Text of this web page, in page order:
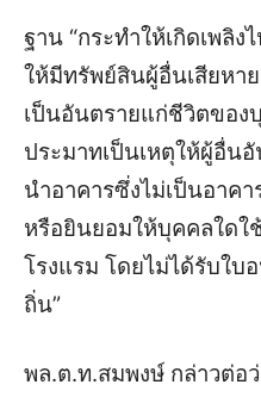
ฐาน “กระทำให้เกิดเพลิ
ให้มีทรัพย์สินผู้อื่นเสียหา
เป็นอันตรายแก่ชีวิตของ
ประมาทเป็นเหตุให้ผู้อื่น
นำอาคารซึ่งไม่เป็นอาค
หรือยินยอมให้บุคคลใดใ
โรงแรม โดยไม่ได้รับใบ
ถิ่น”
พล.ต.ท.สมพงษ์ กล่าวต่อ